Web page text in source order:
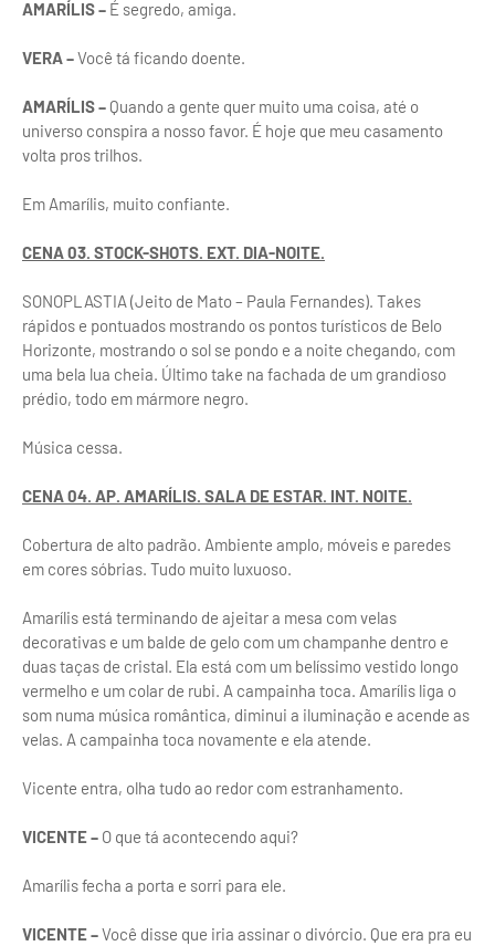
AMARÍLIS – É segredo, amiga.
VERA –Você tá ficando doente.
AMARÍLIS – Quando a gente quer muito uma coisa, até o
universo conspira a nosso favor. É hoje que meu casamento
volta pros trilhos.
Em Amarílis, muito confiante.
CENA 03. STOCK-SHOTS. EXT. DIA-NOITE.
SONOPLASTIA (Jeito de Mato – Paula Fernandes). Takes
rápidos e pontuados mostrando os pontos turísticos de Belo
Horizonte, mostrando o sol se pondo e a noite chegando, com
uma bela lua cheia. Último take na fachada de um grandioso
prédio, todo em mármore negro.
Música cessa.
CENA 04. AP. AMARÍLIS. SALA DE ESTAR. INT. NOITE.
Cobertura de alto padrão. Ambiente amplo, móveis e paredes
em cores sóbrias. Tudo muito luxuoso.
Amarílis está terminando de ajeitar a mesa com velas
decorativas e um balde de gelo com um champanhe dentro e
duas taças de cristal. Ela está com um belíssimo vestido longo
vermelho e um colar de rubi. A campainha toca. Amarílis liga o
som numa música romântica, diminui a iluminação e acende as
velas. A campainha toca novamente e ela atende.
Vicente entra, olha tudo ao redor com estranhamento.
VICENTE – O que tá acontecendo aqui?
Amarílis fecha a porta e sorri para ele.
VICENTE –Você disse que iria assinar o divórcio. Que era pra eu